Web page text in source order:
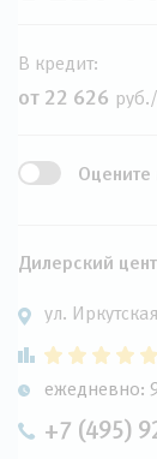
В кредит:
от 22 626
Оцените
Дилерский
ул.
ежедневно:
+7 (495)